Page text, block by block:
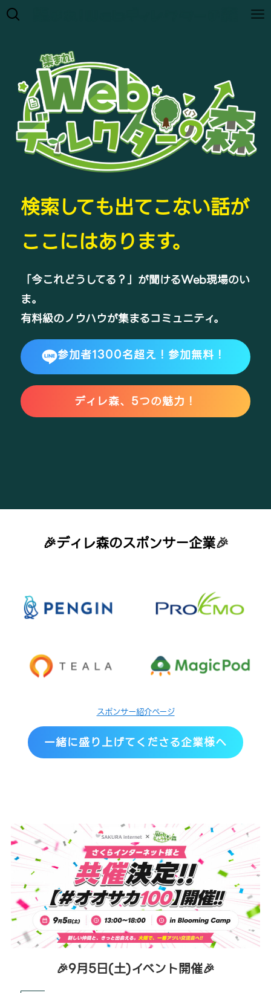
検索しても出てこない話が
ここにはあります。
「今これどうしてる？」が聞けるWeb現場のい
ま。
有料級のノウハウが集まるコミュニティ。
参加者1300名超え！参加無料 ！
ディレ森、5つの魅力 ！
🎉ディレ森のスポンサー企業🎉
スポンサー紹介ページ
一緒に盛り上げてくださる企業様へ
🎉9月5日(土)イベント開催🎉